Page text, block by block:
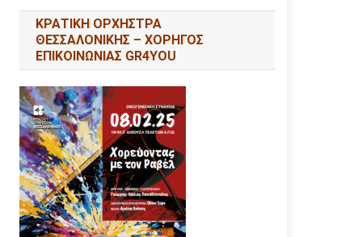
ΚΡΑΤΙΚΗ ΟΡΧΗΣΤΡΑ
ΘΕΣΣΑΛΟΝΙΚΗΣ – ΧΟΡΗΓΟΣ
ΕΠΙΚΟΙΝΩΝΙΑΣ GR4YOU